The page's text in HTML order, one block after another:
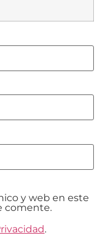
y web en este
comente.
.